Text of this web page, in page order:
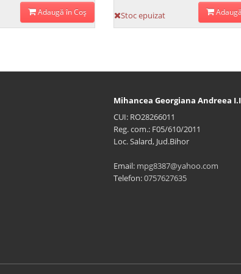
Adaugă în Coş Stoc epuizat
Mihancea Georgiana Andreea
CUI: RO28266011
Reg. com.: F05/610/2011
Loc. Salard, Jud.Bihor
Email: mpg8387@yahoo.com
Telefon:0757627635